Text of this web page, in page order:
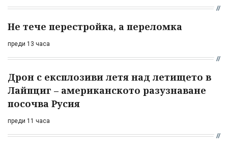
Не тече перестройка, а переломка
преди 13 часа
Дрон с експлозиви летя над летището в
Лайпциг – американското разузнаване
посочва Русия
преди 11 часа